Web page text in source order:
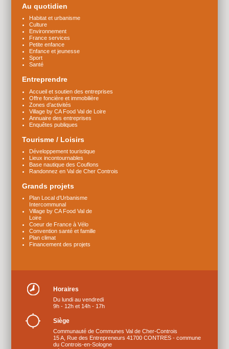
Au quotidien
Habitat et urbanisme
Culture
Environnement
France services
Petite enfance
Enfance et jeunesse
Sport
Santé
Entreprendre
Accueil et soutien des entreprises
Offre foncière et immobilière
Zones d’activités
Village by CA Food Val de Loire
Annuaire des entreprises
Enquêtes publiques
Tourisme / Loisirs
Développement touristique
Lieux incontournables
Base nautique des Couflons
Randonnez en Val de Cher Controis
Grands projets
Plan Local d’Urbanisme
Intercommunal
Village by CA Food Val de
Loire
Coeur de France à Vélo
Convention santé et famille
Plan climat
Financement des projets
Horaires
Du lundi au vendredi
9h - 12h et 14h - 17h
Siège
Communauté de Communes Val de Cher-Controis
15 A, Rue des Entrepreneurs 41700 CONTRES - commune
du Controis-en-Sologne